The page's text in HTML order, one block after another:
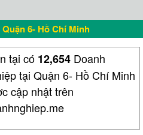
6- Hồ Chí Minh
tại có 12,654 Doanh
tại Quận 6- Hồ Chí Minh
cập nhật trên